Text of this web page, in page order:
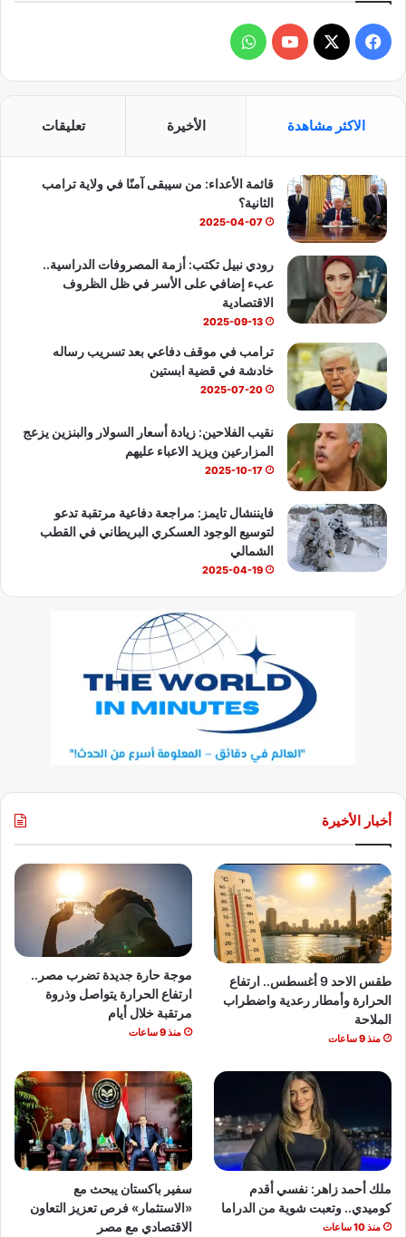
ي
و
ك
X
Y
T
u
e
ا
ا
ب
الاكثر مشاهدة الأخيرة تعليقات
قائمة الأعداء: من سيبقى آمنًا في ولاية ترامب
الثانية؟
2025-04-07
رودي نبيل تكتب: أزمة المصروفات الدراسية..
عبء إضافي على الأسر في ظل الظروف
الاقتصادية
2025-09-13
ترامب في موقف دفاعي بعد تسريب رساله
خادشة في قضية ابستين
2025-07-20
نقيب الفلاحين: زيادة أسعار السولار والبنزين يزعج
المزارعين ويزيد الاعباء عليهم
2025-10-17
فايننشال تايمز: مراجعة دفاعية مرتقبة تدعو
لتوسيع الوجود العسكري البريطاني في القطب
الشمالي
2025-04-19
أخبار الأخيرة
طقس الاحد 9 أغسطس.. ارتفاع
الحرارة وأمطار رعدية واضطراب
الملاحة
منذ 9 ساعات
موجة حارة جديدة تضرب مصر..
ارتفاع الحرارة يتواصل وذروة
مرتقبة خلال أيام
منذ 9 ساعات
ملك أحمد زاهر: نفسي أقدم
كوميدي.. وتعبت شوية من الدراما
منذ 10 ساعات
سفير باكستان يبحث مع
«الاستثمار» فرص تعزيز التعاون
الاقتصادي مع مصر